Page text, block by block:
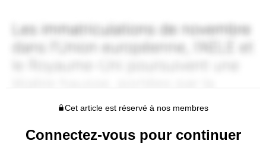
Cet article est réservé à nos membres
Connectez-vous pour continuer